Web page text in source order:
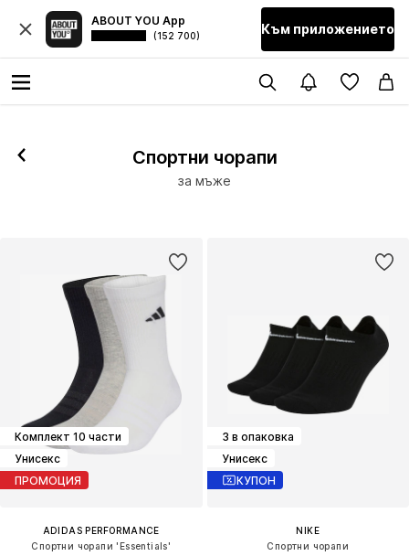
ABOUT YOU App
(152 700) Към приложението
Спортни чорапи
за мъже
Комплект 10 части
Унисекс
ПРОМОЦИЯ
ADIDAS PERFORMANCE
Спортни чорапи 'Essentials'
3 в опаковка
Унисекс
КУПОН
NIKE
Спортни чорапи